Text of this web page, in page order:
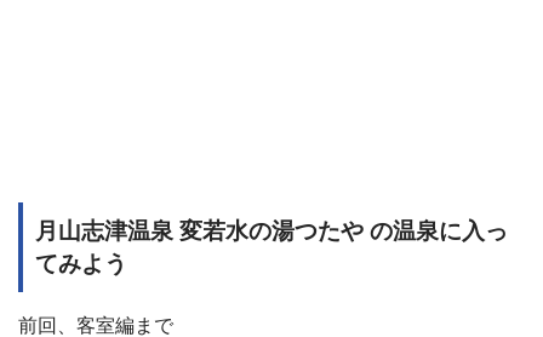
月山志津温泉 変若水の湯つたや の温泉に入っ
てみよう
前回、客室編まで